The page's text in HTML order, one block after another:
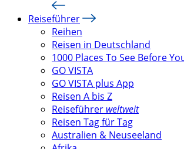
Reiseführer
Reihen
Reisen in Deutschland
1000 Places To See Before
GO VISTA
GO VISTA plus App
Reisen A bis Z
Reiseführer weltweit
Reisen Tag für Tag
Australien & Neuseeland